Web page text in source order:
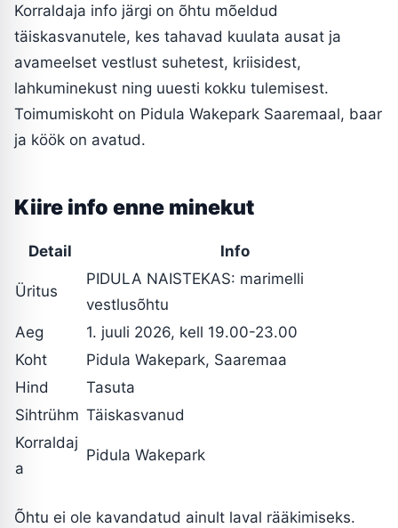
Korraldaja info järgi on õhtu mõeldud
täiskasvanutele, kes tahavad kuulata ausat ja
avameelset vestlust suhetest, kriisidest,
lahkuminekust ning uuesti kokku tulemisest.
Toimumiskoht on Pidula Wakepark Saaremaal, baar
ja köök on avatud.
Kiire info enne minekut
Detail Info
Üritus
PIDULA NAISTEKAS: marimelli
vestlusõhtu
Aeg
1. juuli 2026, kell 19.00-23.00
Koht
Pidula Wakepark, Saaremaa
Hind
Tasuta
Sihtrühm Täiskasvanud
Korraldaj
a
Pidula Wakepark
Õhtu ei ole kavandatud ainult laval rääkimiseks.